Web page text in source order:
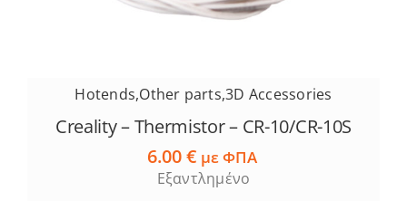
Hotends,Other parts,3D Accessories
Creality – Thermistor – CR-10/CR-10S
6.00€ με ΦΠΑ
Εξαντλημένο